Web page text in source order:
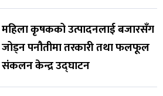
महिला कृषकको उत्पादनलाई बजारसँग
जोड्न पनौतीमा तरकारी तथा फलफूल
संकलन केन्द्र उद्घाटन